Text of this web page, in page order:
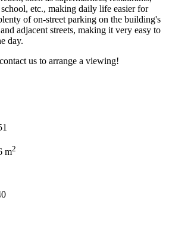
etc., making daily life easier for
of on-street parking on the building's
adjacent ‌streets, ‌making it ‌very easy ‌to
day.
‌us ‌to ‌arrange ‌a ‌viewing!
m2